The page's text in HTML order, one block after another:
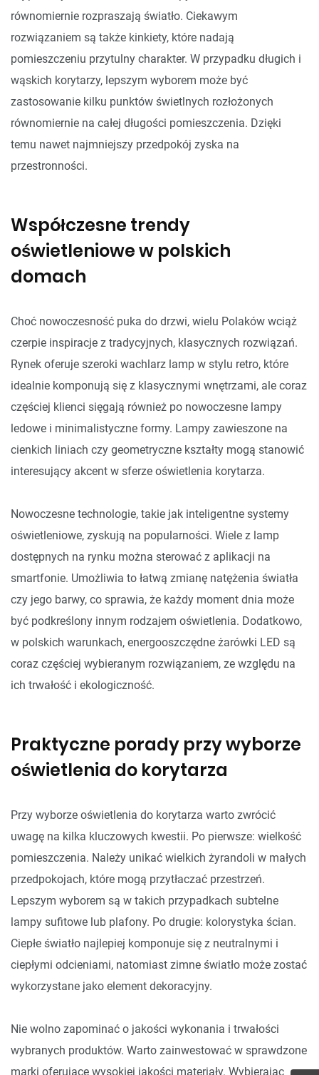
równomiernie rozpraszają światło. Ciekawym
rozwiązaniem są także kinkiety, które nadają
pomieszczeniu przytulny charakter. W przypadku długich i
wąskich korytarzy, lepszym wyborem może być
zastosowanie kilku punktów świetlnych rozłożonych
równomiernie na całej długości pomieszczenia. Dzięki
temu nawet najmniejszy przedpokój zyska na
przestronności.
Współczesne trendy
oświetleniowe w polskich
domach
Choć nowoczesność puka do drzwi, wielu Polaków wciąż
czerpie inspiracje z tradycyjnych, klasycznych rozwiązań.
Rynek oferuje szeroki wachlarz lamp w stylu retro, które
idealnie komponują się z klasycznymi wnętrzami, ale coraz
częściej klienci sięgają również po nowoczesne lampy
ledowe i minimalistyczne formy. Lampy zawieszone na
cienkich liniach czy geometryczne kształty mogą stanowić
interesujący akcent w sferze oświetlenia korytarza.
Nowoczesne technologie, takie jak inteligentne systemy
oświetleniowe, zyskują na popularności. Wiele z lamp
dostępnych na rynku można sterować z aplikacji na
smartfonie. Umożliwia to łatwą zmianę natężenia światła
czy jego barwy, co sprawia, że każdy moment dnia może
być podkreślony innym rodzajem oświetlenia. Dodatkowo,
w polskich warunkach, energooszczędne żarówki LED są
coraz częściej wybieranym rozwiązaniem, ze względu na
ich trwałość i ekologiczność.
Praktyczne porady przy wyborze
oświetlenia do korytarza
Przy wyborze oświetlenia do korytarza warto zwrócić
uwagę na kilka kluczowych kwestii. Po pierwsze: wielkość
pomieszczenia. Należy unikać wielkich żyrandoli w małych
przedpokojach, które mogą przytłaczać przestrzeń.
Lepszym wyborem są w takich przypadkach subtelne
lampy sufitowe lub plafony. Po drugie: kolorystyka ścian.
Ciepłe światło najlepiej komponuje się z neutralnymi i
ciepłymi odcieniami, natomiast zimne światło może zostać
wykorzystane jako element dekoracyjny.
Nie wolno zapominać o jakości wykonania i trwałości
wybranych produktów. Warto zainwestować w sprawdzone
marki oferujące wysokiej jakości materiały. Wybierając